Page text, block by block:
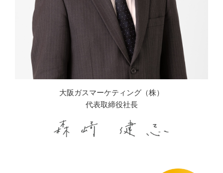
大阪ガスマーケティング（株）
代表取締役社長